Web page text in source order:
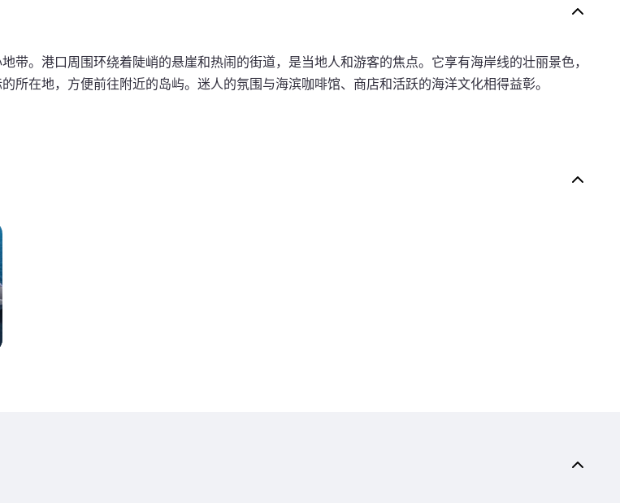
。港口周围环绕着陡峭的悬崖和热闹的街道，是当地人和游客的焦点。它享有海岸线的壮丽景色，
在地，方便前往附近的岛屿。迷人的氛围与海滨咖啡馆、商店和活跃的海洋文化相得益彰。